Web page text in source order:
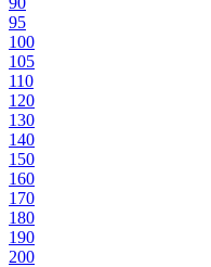
95
100
105
110
120
130
140
150
160
170
180
190
200